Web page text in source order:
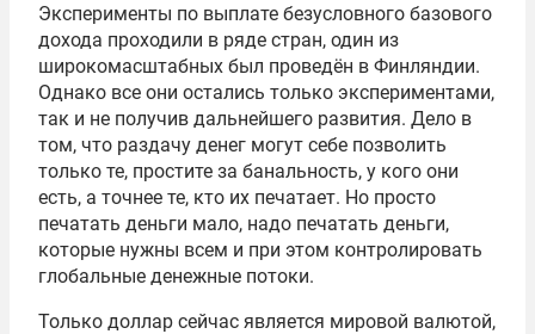
Эксперименты по выплате безусловного базового
дохода проходили в ряде стран, один из
широкомасштабных был проведён в Финляндии.
Однако все они остались только экспериментами,
так и не получив дальнейшего развития. Дело в
том, что раздачу денег могут себе позволить
только те, простите за банальность, у кого они
есть, а точнее те, кто их печатает. Но просто
печатать деньги мало, надо печатать деньги,
которые нужны всем и при этом контролировать
глобальные денежные потоки.
Только доллар сейчас является мировой валютой,